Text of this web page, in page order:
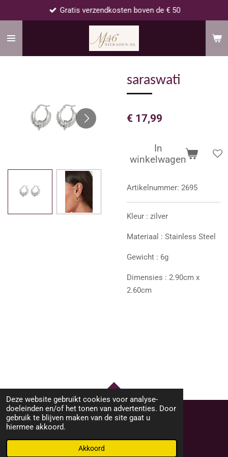
Deze website gebruikt cookies voor analyse-
doeleinden en/of het tonen van advertenties. Door
gebruik te blijven maken van de site gaat u
hiermee akkoord.
Akkoord
naar
Gratis verzendkosten boven de € 50
saraswati
€ 17,99
In
winkelwagen
Artikelnummer: 2695
Kleur : zilver
Materiaal : Stainless Steel
Gewicht : 6g
Dimensies : 2.90cm x
2.60cm
TOP
© 2023 - 2026 M46Sieraden
Powered byJouwWeb